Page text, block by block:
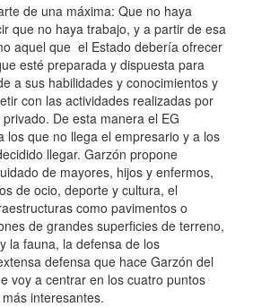
de una máxima: Que no haya
que no haya trabajo, y a partir de esa
aquel que el Estado debería ofrecer
esté preparada y dispuesta para
a sus habilidades y conocimientos y
con las actividades realizadas por
De esta manera el EG
los que no llega el empresario y a los
llegar. Garzón propone
de mayores, hijos y enfermos,
de ocio, deporte y cultura, el
como pavimentos o
de grandes superficies de terreno,
la fauna, la defensa de los
defensa que hace Garzón del
voy a centrar en los cuatro puntos
interesantes.